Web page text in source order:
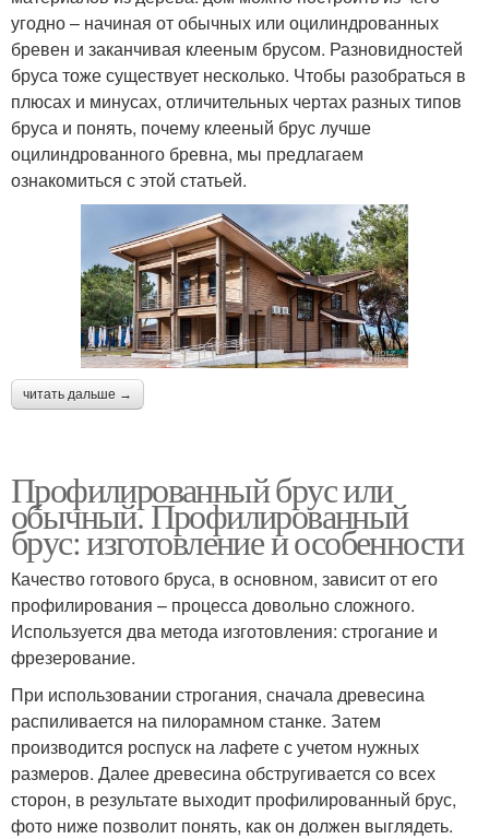
угодно – начиная от обычных или оцилиндрованных
бревен и заканчивая клееным брусом. Разновидностей
бруса тоже существует несколько. Чтобы разобраться в
плюсах и минусах, отличительных чертах разных типов
бруса и понять, почему клееный брус лучше
оцилиндрованного бревна, мы предлагаем
ознакомиться с этой статьей.
читать дальше →
Профилированный брус или
обычный. Профилированный
брус: изготовление и особенности
Качество готового бруса, в основном, зависит от его
профилирования – процесса довольно сложного.
Используется два метода изготовления: строгание и
фрезерование.
При использовании строгания, сначала древесина
распиливается на пилорамном станке. Затем
производится роспуск на лафете с учетом нужных
размеров. Далее древесина обстругивается со всех
сторон, в результате выходит профилированный брус,
фото ниже позволит понять, как он должен выглядеть.